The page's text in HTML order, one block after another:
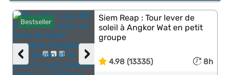
Bestseller
›
‹
Siem Reap : Tour lever de
soleil à Angkor Wat en petit
groupe
4.98 (13335) 8h